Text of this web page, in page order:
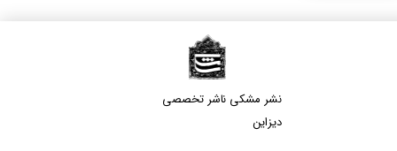
نشر مشکی​​​​​​​ ناشر تخصصی
دیزاین